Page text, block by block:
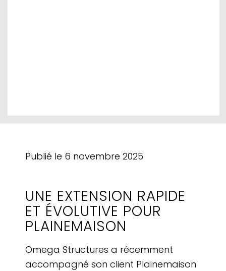
Publié le 6 novembre 2025
UNE EXTENSION RAPIDE
ET ÉVOLUTIVE POUR
PLAINEMAISON
Omega Structures a récemment
accompagné son client Plainemaison